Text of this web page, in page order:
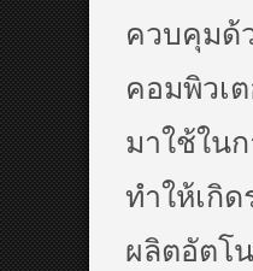
ควบคุมด้
คอมพิวเ
มาใช้ใน
ทำให้เกิ
ผลิตอัตโ